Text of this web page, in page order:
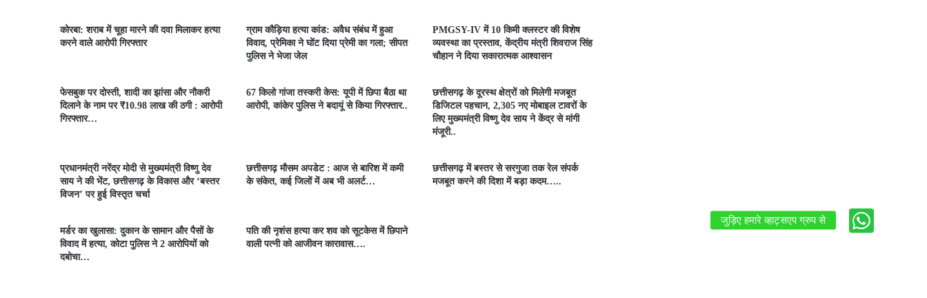
कोरबा: शराब में चूहा मारने की दवा मिलाकर हत्या
करने वाले आरोपी गिरफ्तार
ग्राम कौड़िया हत्या कांड: अवैध संबंध में हुआ
विवाद, प्रेमिका ने घोंट दिया प्रेमी का गला; सीपत
पुलिस ने भेजा जेल
PMGSY-IV में 10 किमी क्लस्टर की विशेष
व्यवस्था का प्रस्ताव, केंद्रीय मंत्री शिवराज सिंह
चौहान ने दिया सकारात्मक आश्वासन
फेसबुक पर दोस्ती, शादी का झांसा और नौकरी
दिलाने के नाम पर ₹10.98 लाख की ठगी : आरोपी
गिरफ्तार…
67 किलो गांजा तस्करी केस: यूपी में छिपा बैठा था
आरोपी, कांकेर पुलिस ने बदायूं से किया गिरफ्तार..
छत्तीसगढ़ के दूरस्थ क्षेत्रों को मिलेगी मजबूत
डिजिटल पहचान, 2,305 नए मोबाइल टावरों के
लिए मुख्यमंत्री विष्णु देव साय ने केंद्र से मांगी
मंजूरी..
प्रधानमंत्री नरेंद्र मोदी से मुख्यमंत्री विष्णु देव
साय ने की भेंट, छत्तीसगढ़ के विकास और ‘बस्तर
विजन’ पर हुई विस्तृत चर्चा
छत्तीसगढ़ मौसम अपडेट : आज से बारिश में कमी
के संकेत, कई जिलों में अब भी अलर्ट…
छत्तीसगढ़ में बस्तर से सरगुजा तक रेल संपर्क
मजबूत करने की दिशा में बड़ा कदम…..
मर्डर का खुलासा: दुकान के सामान और पैसों के
विवाद में हत्या, कोटा पुलिस ने 2 आरोपियों को
दबोचा…
पति की नृशंस हत्या कर शव को सूटकेस में छिपाने
वाली पत्नी को आजीवन कारावास….